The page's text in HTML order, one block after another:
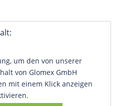
um den von unserer
von Glomex GmbH
mit einem Klick anzeigen